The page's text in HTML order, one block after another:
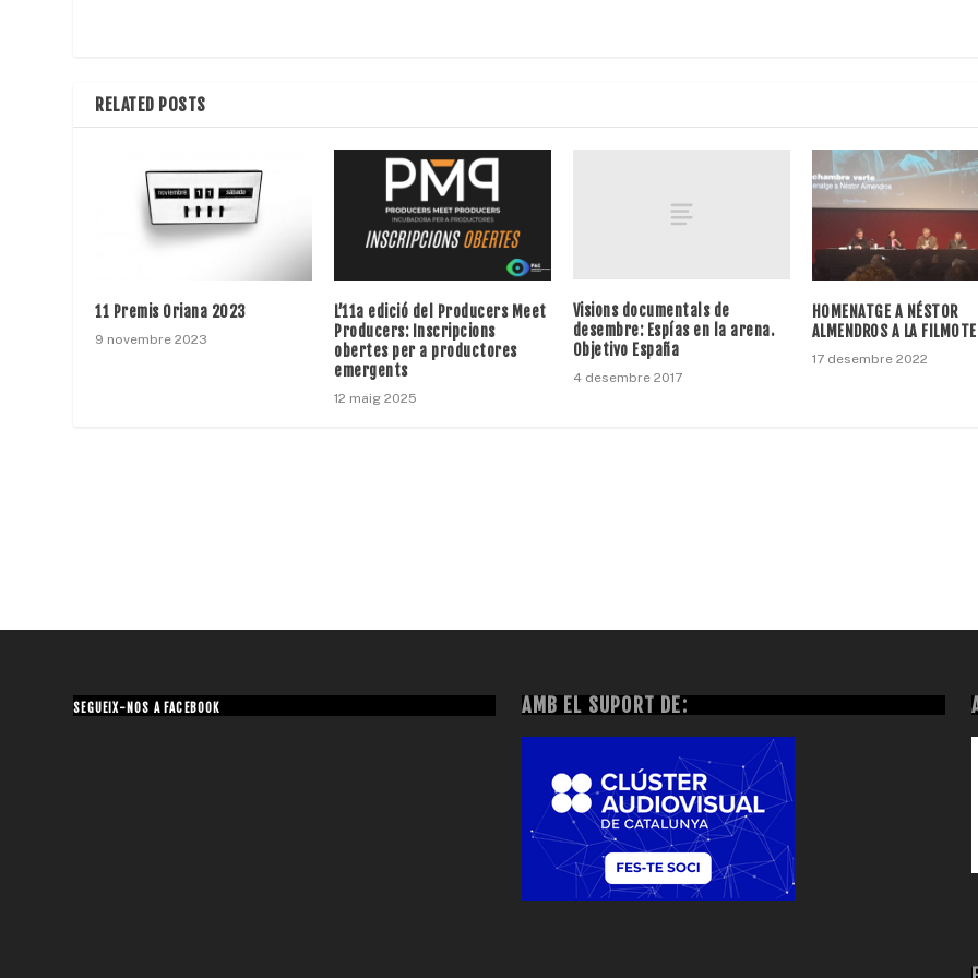
RELATED POSTS
11 Premis Oriana 2023
9 novembre 2023
L’11a edició del Producers Meet
Producers: Inscripcions
obertes per a productores
emergents
12 maig 2025
Visions documentals de
desembre: Espías en la arena.
Objetivo España
4 desembre 2017
HOMENATGE A NÉSTOR
ALMENDROS A LA
17 desembre 2022
SEGUEIX-NOS A FACEBOOK AMB EL SUPORT DE: